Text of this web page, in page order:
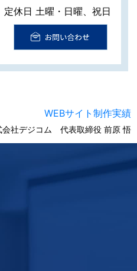
定休日 土曜・日曜、祝日
WEBサイト制作実績
会社デジコム 代表取締役 前原 悟